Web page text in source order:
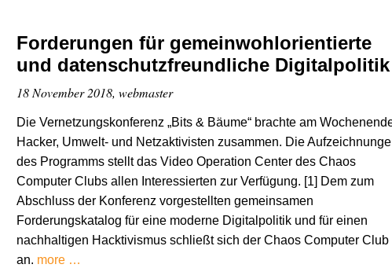
Forderungen für gemeinwohlorientierte
und datenschutzfreundliche Digitalpolitik
18 November 2018, webmaster
Die Vernetzungskonferenz „Bits & Bäume“ brachte am
Hacker, Umwelt- und Netzaktivisten zusammen. Die
des Programms stellt das Video Operation Center des Chaos
Computer Clubs allen Interessierten zur Verfügung. [1] Dem zum
Abschluss der Konferenz vorgestellten gemeinsamen
Forderungskatalog für eine moderne Digitalpolitik und für einen
nachhaltigen Hacktivismus schließt sich der Chaos Computer Club
an. more …